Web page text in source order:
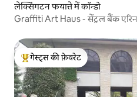
लेक्सिंगटन फयात्ते में कॉन्डो
Graffiti Art Haus - सेंट्रल बैंक
गेस्ट्स का टॉप फ़ेवरेट
गेस्ट्स की फ़ेवरेट